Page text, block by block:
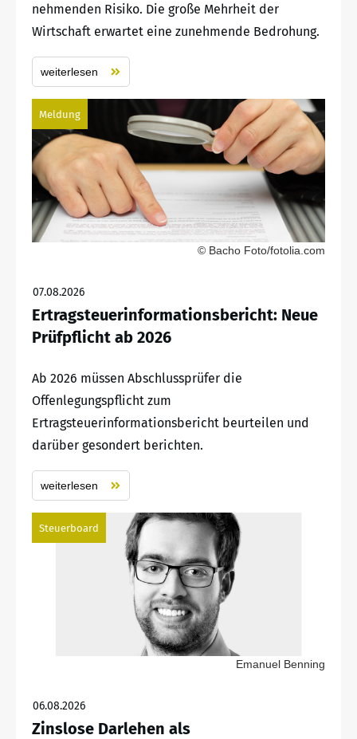
nehmenden Risiko. Die große Mehrheit der
Wirtschaft erwartet eine zunehmende Bedrohung.
weiterlesen
Meldung
© Bacho Foto/fotolia.com
07.08.2026
Ertragsteuerinformationsbericht: Neue
Prüfpflicht ab 2026
Ab 2026 müssen Abschlussprüfer die
Offenlegungspflicht zum
Ertragsteuerinformationsbericht beurteilen und
darüber gesondert berichten.
weiterlesen
Steuerboard
Emanuel Benning
06.08.2026
Zinslose Darlehen als